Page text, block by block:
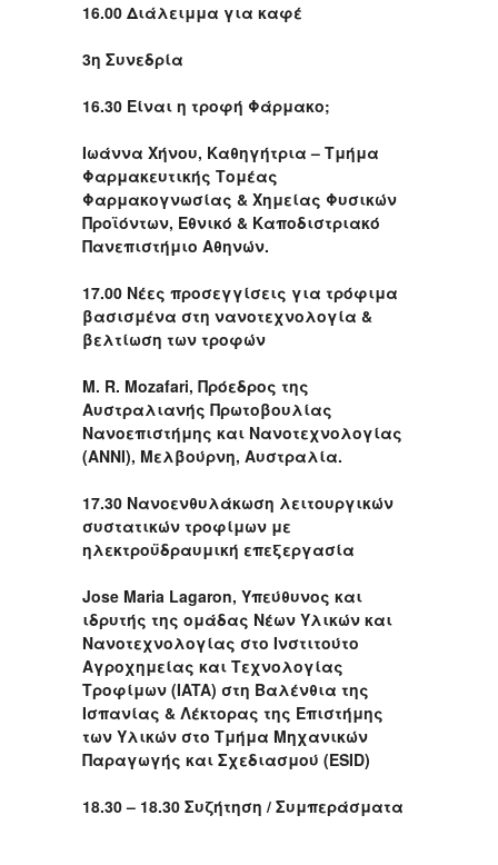
16.00 Διάλειμμα για καφέ
3η Συνεδρία
16.30 Είναι η τροφή Φάρμακο;
Ιωάννα Χήνου, Καθηγήτρια – Τμήμα
Φαρμακευτικής Τομέας
Φαρμακογνωσίας & Χημείας Φυσικών
Προϊόντων, Εθνικό & Καποδιστριακό
Πανεπιστήμιο Αθηνών.
17.00 Νέες προσεγγίσεις για τρόφιμα
βασισμένα στη νανοτεχνολογία &
βελτίωση των τροφών
Μ. R. Mozafari, Πρόεδρος της
Αυστραλιανής Πρωτοβουλίας
Νανοεπιστήμης και Νανοτεχνολογίας
(ANNI), Μελβούρνη, Αυστραλία.
17.30 Νανοενθυλάκωση λειτουργικών
συστατικών τροφίμων με
ηλεκτροϋδραυμική επεξεργασία
Jose Maria Lagaron, Υπεύθυνος και
ιδρυτής της ομάδας Νέων Υλικών και
Νανοτεχνολογίας στο Ινστιτούτο
Αγροχημείας και Τεχνολογίας
Τροφίμων (IATA) στη Βαλένθια της
Ισπανίας & Λέκτορας της Επιστήμης
των Υλικών στο Τμήμα Μηχανικών
Παραγωγής και Σχεδιασμού (ESID)
18.30 – 18.30 Συζήτηση / Συμπεράσματα